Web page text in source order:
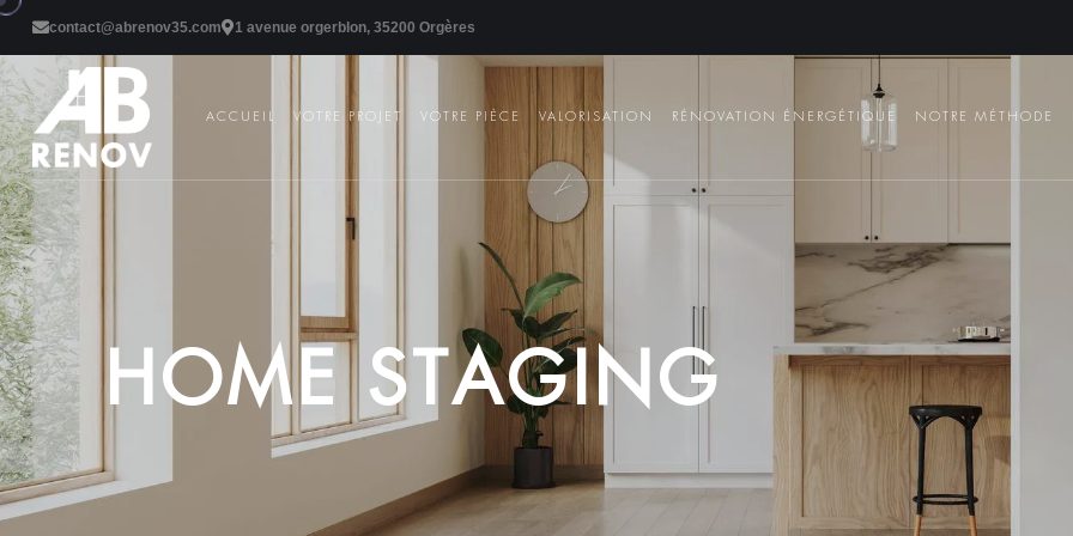
contact@abrenov35.com 1 avenue orgerblon, 35200 Orgères
ACCUEIL VOTRE PROJET VOTRE PIÈCE VALORISATION RÉNOVATION ÉNERGÉTIQUE NOTRE MÉTHODE
HOME STAGING